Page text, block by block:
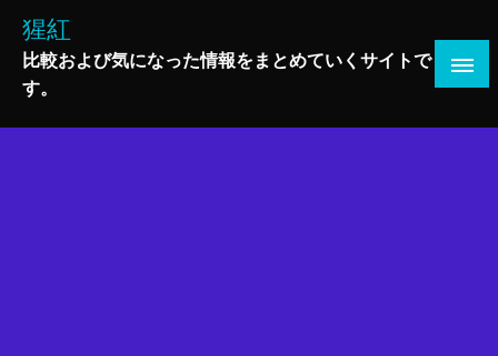
ツ
猩紅
比較および気になった情報をまとめていくサイトで
す。